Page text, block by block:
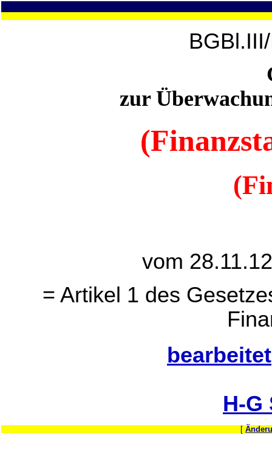
zur
vom
= Artikel 1 des
bearbeitet
H-G
[